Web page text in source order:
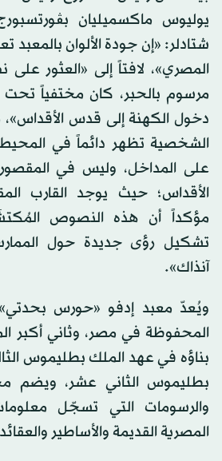
يوليوس ماكسميليان
شتادلر: «إن جودة الألوان
المصري»، لافتاً إلى «العثور
مرسوم بالحبر، كان مختفياً
دخول الكهنة إلى قدس الأقداس»،
الشخصية تظهر دائماً في المحيط
على المداخل، وليس في
الأقداس؛ حيث يوجد القارب
مؤكداً أن هذه النصوص
تشكيل رؤى جديدة حول
آنذاك».
ويُعدّ معبد إدفو «حورس
المحفوظة في مصر، وثاني أكبر
بناؤه في عهد الملك بطليموس
بطليموس الثاني عشر، ويضم
والرسومات التي تسجّل
المصرية القديمة والأساطير